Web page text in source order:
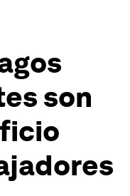
son